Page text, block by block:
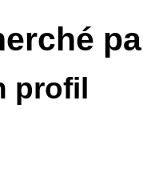
profil